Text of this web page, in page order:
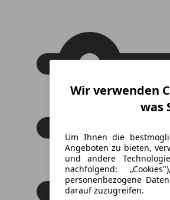
Wir verwenden
was
Um Ihnen die
Angeboten zu bieten,
und andere
nachfolgend:
personenbezogene
darauf zuzugreifen.